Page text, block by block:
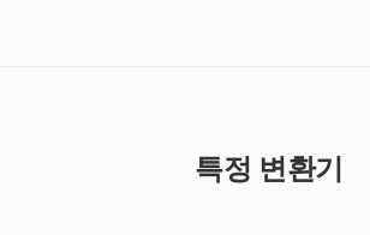
특정 변환기